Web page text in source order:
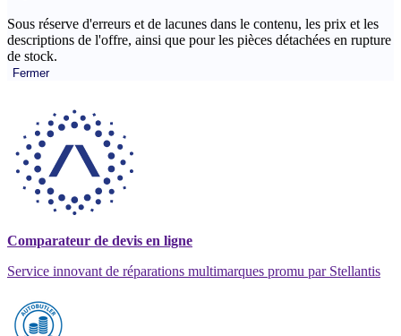
Sous réserve d'erreurs et de lacunes dans le contenu, les prix et les
descriptions de l'offre, ainsi que pour les pièces détachées en rupture
de stock.
Fermer
Comparateur de devis en ligne
Service innovant de réparations multimarques promu par Stellantis